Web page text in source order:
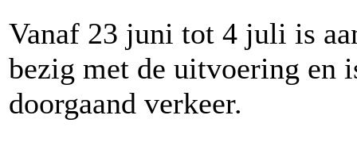
Vanaf 23 juni tot 4 juli is
bezig met de uitvoering en
doorgaand verkeer.